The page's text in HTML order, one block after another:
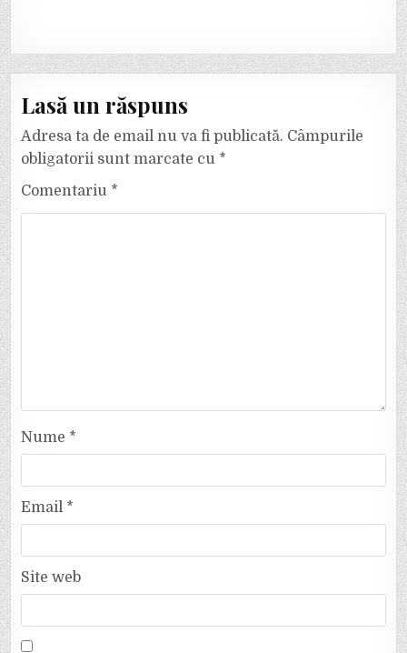
Lasă un răspuns
Adresa ta de email nu va fi publicată. Câmpurile
obligatorii sunt marcate cu *
Comentariu *
Nume *
Email *
Site web